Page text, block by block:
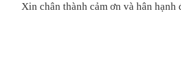
Xin chân thành cảm ơn và hân hạnh